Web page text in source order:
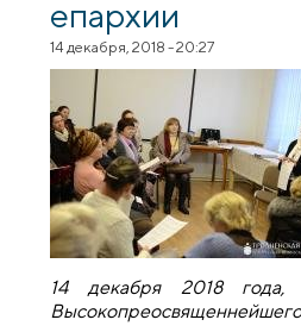
епархии
14 декабря, 2018 - 20:27
14 декабря 2018 года,